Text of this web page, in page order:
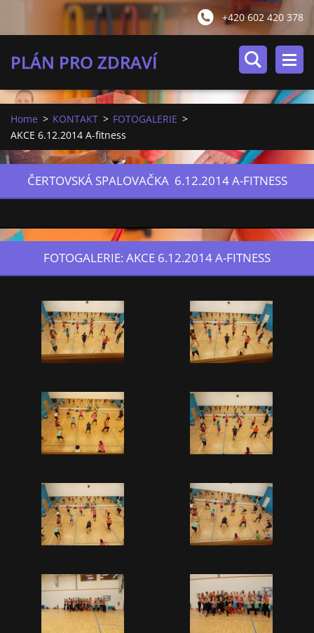
+420 602 420 378
PLÁN PRO ZDRAVÍ
Home > KONTAKT > FOTOGALERIE >
AKCE 6.12.2014 A-fitness
ČERTOVSKÁ SPALOVAČKA 6.12.2014 A-FITNESS
FOTOGALERIE: AKCE 6.12.2014 A-FITNESS